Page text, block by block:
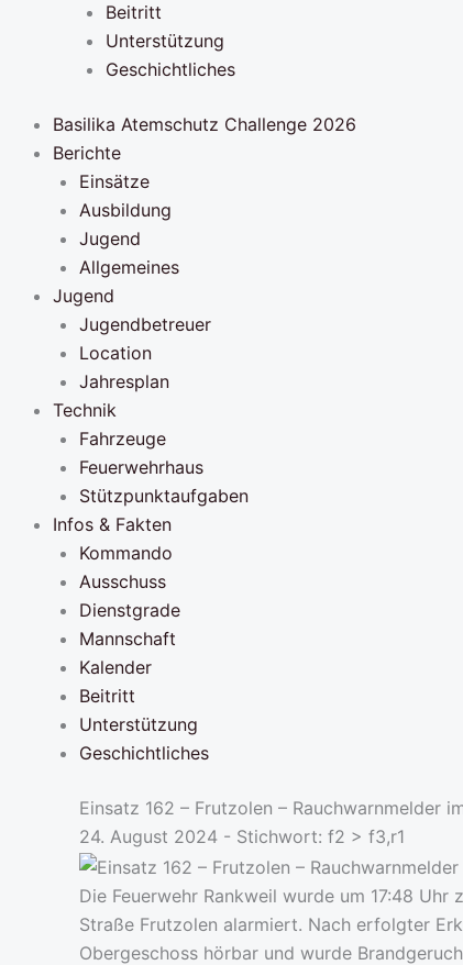
Beitritt
Unterstützung
Geschichtliches
Basilika Atemschutz Challenge 2026
Berichte
Einsätze
Ausbildung
Jugend
Allgemeines
Jugend
Jugendbetreuer
Location
Jahresplan
Technik
Fahrzeuge
Feuerwehrhaus
Stützpunktaufgaben
Infos & Fakten
Kommando
Ausschuss
Dienstgrade
Mannschaft
Kalender
Beitritt
Unterstützung
Geschichtliches
Einsatz 162 – Frutzolen – Rauchwarnmelder
24. August 2024 - Stichwort: f2 > f3,r1
Die Feuerwehr Rankweil wurde um 17:48
Straße Frutzolen alarmiert. Nach erfolgter
Obergeschoss hörbar und wurde